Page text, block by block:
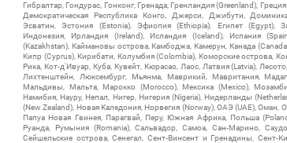
Гибралтар, Гондурас, Гонконг, Гренада, Гренландия (Greenland),
Демократическая Республика Конго, Джерси, Джибути,
Эсватин, Эстония (Estonia), Эфиопия (Ethiopia), Египет (Egypt),
Индонезия, Ирландия (Ireland), Исландия (Iceland), Испания
(Kazakhstan), Каймановы острова, Камбоджа, Камерун, Канада
Кипр (Cyprus), Кирибати, Колумбия (Colombia), Коморские острова,
Рика, Кот-д'Ивуар, Куба, Кувейт, Кюрасао, Лаос, Латвия (Latvia),
Лихтенштейн, Люксембург, Мьянма, Маврикий, Мавритания,
Мальдивы, Мальта, Марокко (Morocco), Мексика (Mexico),
Намибия, Науру, Непал, Нигер, Нигерия (Nigeria), Нидерланды
(New Zealand), Новая Каледония, Норвегия (Norway), ОАЭ (UAE), Оман,
Папуа Новая Гвинея, Парагвай, Перу, Южная Африка, Польша
Руанда, Румыния (Romania), Сальвадор, Самоа, Сан-Марино,
Сейшельские острова, Сенегал, Сент-Винсент и Гренадины, Сент-